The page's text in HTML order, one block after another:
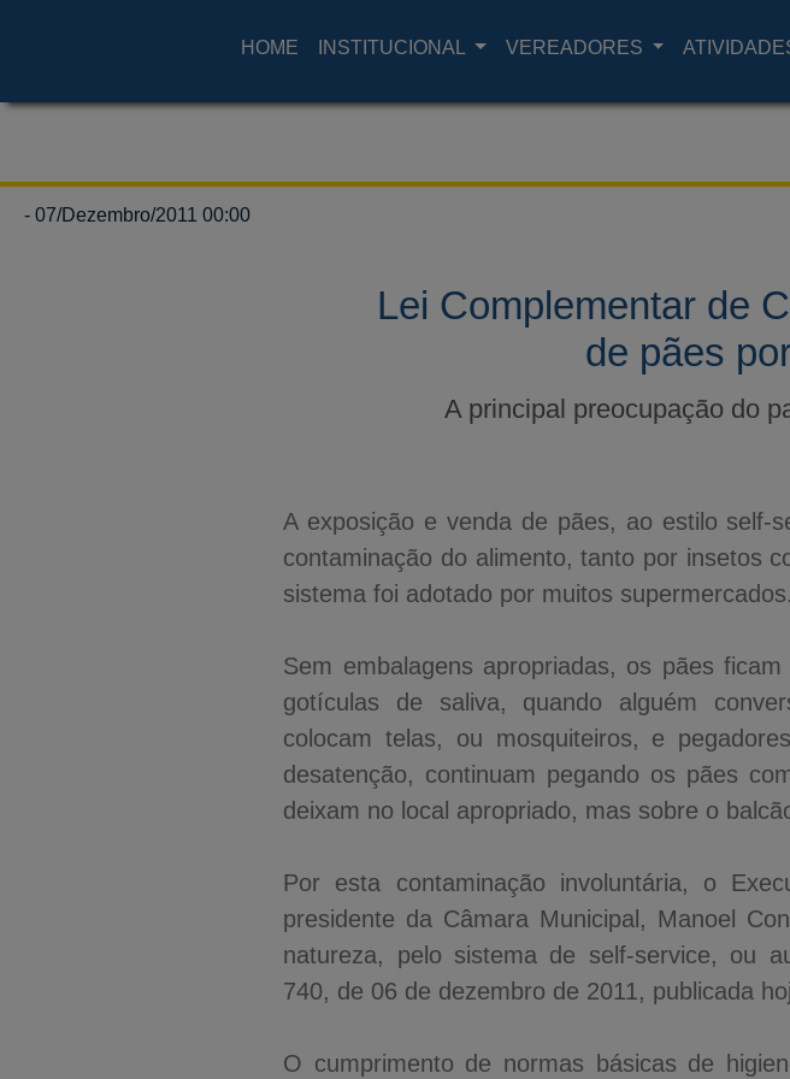
HOME INSTITUCIONAL VEREADORES
- 07/Dezembro/2011 00:00
Lei Complementar de
de pães
A principal preocupação do
A exposição e venda de pães, ao estilo self-
contaminação do alimento, tanto por insetos
sistema foi adotado por muitos supermercados.
Sem embalagens apropriadas, os pães
gotículas de saliva, quando alguém
colocam telas, ou mosquiteiros, e
desatenção, continuam pegando os pães
deixam no local apropriado, mas sobre o
Por esta contaminação involuntária, o
presidente da Câmara Municipal, Manoel
natureza, pelo sistema de self-service, ou
740, de 06 de dezembro de 2011, publicada
O cumprimento de normas básicas de